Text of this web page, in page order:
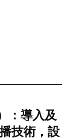
：導入及
技術，設